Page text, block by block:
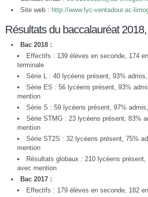
Site web : http://www.lyc-ventadour.ac-
Résultats du baccalauréat
Bac 2018 :
Effectifs : 139 élèves en seconde, 174
terminale
Série L : 40 lycéens présent, 93%
Série ES : 56 lycéens présent, 93%
mention
Série S : 59 lycéens présent, 97%
Série STMG : 23 lycéens présent, 83%
mention
Série ST2S : 32 lycéens présent, 75%
mention
Résultats globaux : 210 lycéens
avec mention
Bac 2017 :
Effectifs : 179 élèves en seconde, 182